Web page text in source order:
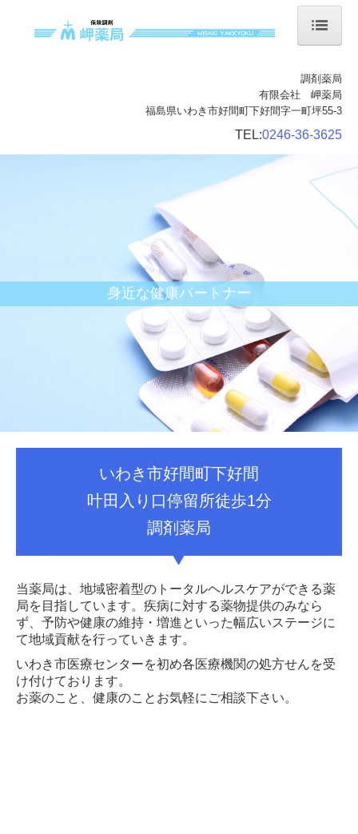
ジェネリック薬について
調剤薬局
有限会社 岬薬局
福島県いわき市好間町下好間字一町坪55-3
TEL:0246-36-3625
身近な健康パートナー
いわき市好間町下好間
叶田入り口停留所徒歩1分
調剤薬局
当薬局は、地域密着型のトータルヘルスケアができる薬
局を目指しています。疾病に対する薬物提供のみなら
ず、予防や健康の維持・増進といった幅広いステージに
て地域貢献を行っていきます。
いわき市医療センターを初め各医療機関の処方せんを受
け付けております。
お薬のこと、健康のことお気軽にご相談下さい。